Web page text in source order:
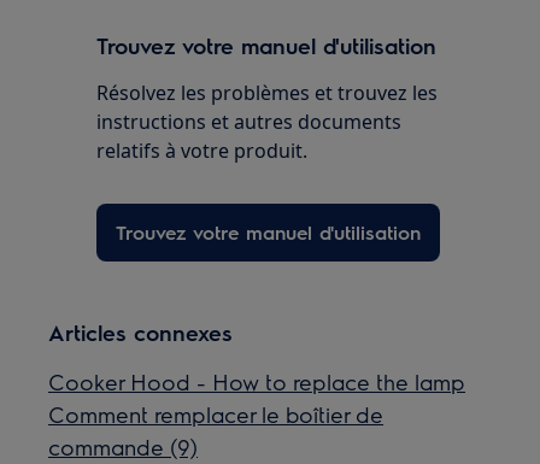
Trouvez votre manuel d'utilisation
Résolvez les problèmes et trouvez les
instructions et autres documents
relatifs à votre produit.
Trouvez votre manuel d'utilisation
Articles connexes
Cooker Hood - How to replace the lamp
Comment remplacer le boîtier de
commande (9)